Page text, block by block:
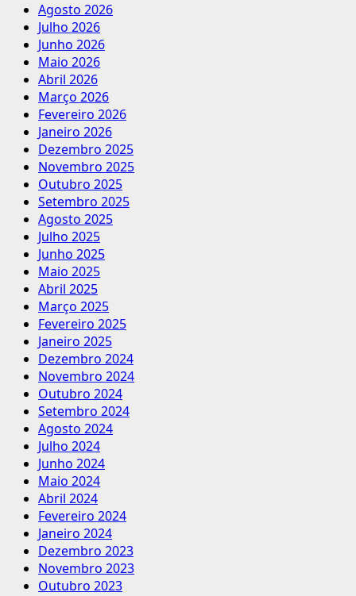
Agosto 2026
Julho 2026
Junho 2026
Maio 2026
Abril 2026
Março 2026
Fevereiro 2026
Janeiro 2026
Dezembro 2025
Novembro 2025
Outubro 2025
Setembro 2025
Agosto 2025
Julho 2025
Junho 2025
Maio 2025
Abril 2025
Março 2025
Fevereiro 2025
Janeiro 2025
Dezembro 2024
Novembro 2024
Outubro 2024
Setembro 2024
Agosto 2024
Julho 2024
Junho 2024
Maio 2024
Abril 2024
Fevereiro 2024
Janeiro 2024
Dezembro 2023
Novembro 2023
Outubro 2023